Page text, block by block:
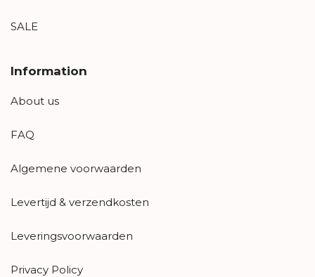
SALE
Information
About us
FAQ
Algemene voorwaarden
Levertijd & verzendkosten
Leveringsvoorwaarden
Privacy Policy